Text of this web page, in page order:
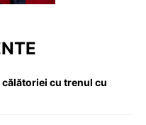
cu trenul cu